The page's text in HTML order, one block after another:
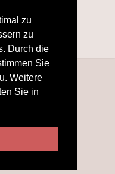
zu
zu
Durch die
Sie
Weitere
Sie in